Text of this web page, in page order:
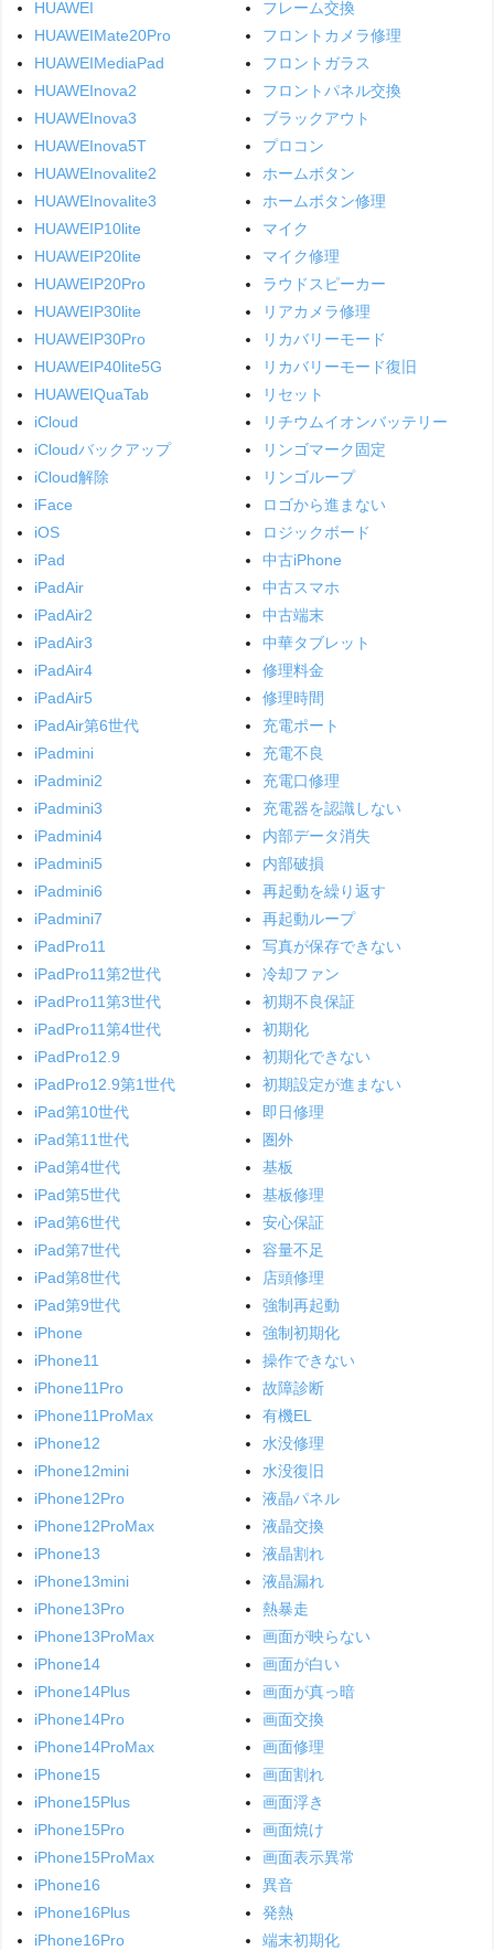
HUAWEI
HUAWEIMate20Pro
HUAWEIMediaPad
HUAWEInova2
HUAWEInova3
HUAWEInova5T
HUAWEInovalite2
HUAWEInovalite3
HUAWEIP10lite
HUAWEIP20lite
HUAWEIP20Pro
HUAWEIP30lite
HUAWEIP30Pro
HUAWEIP40lite5G
HUAWEIQuaTab
iCloud
iCloudバックアップ
iCloud解除
iFace
iOS
iPad
iPadAir
iPadAir2
iPadAir3
iPadAir4
iPadAir5
iPadAir第6世代
iPadmini
iPadmini2
iPadmini3
iPadmini4
iPadmini5
iPadmini6
iPadmini7
iPadPro11
iPadPro11第2世代
iPadPro11第3世代
iPadPro11第4世代
iPadPro12.9
iPadPro12.9第1世代
iPad第10世代
iPad第11世代
iPad第4世代
iPad第5世代
iPad第6世代
iPad第7世代
iPad第8世代
iPad第9世代
iPhone
iPhone11
iPhone11Pro
iPhone11ProMax
iPhone12
iPhone12mini
iPhone12Pro
iPhone12ProMax
iPhone13
iPhone13mini
iPhone13Pro
iPhone13ProMax
iPhone14
iPhone14Plus
iPhone14Pro
iPhone14ProMax
iPhone15
iPhone15Plus
iPhone15Pro
iPhone15ProMax
iPhone16
iPhone16Plus
iPhone16Pro
フレーム交換
フロントカメラ修理
フロントガラス
フロントパネル交換
ブラックアウト
プロコン
ホームボタン
ホームボタン修理
マイク
マイク修理
ラウドスピーカー
リアカメラ修理
リカバリーモード
リカバリーモード復旧
リセット
リチウムイオンバッテリー
リンゴマーク固定
リンゴループ
ロゴから進まない
ロジックボード
中古iPhone
中古スマホ
中古端末
中華タブレット
修理料金
修理時間
充電ポート
充電不良
充電口修理
充電器を認識しない
内部データ消失
内部破損
再起動を繰り返す
再起動ループ
写真が保存できない
冷却ファン
初期不良保証
初期化
初期化できない
初期設定が進まない
即日修理
圏外
基板
基板修理
安心保証
容量不足
店頭修理
強制再起動
強制初期化
操作できない
故障診断
有機EL
水没修理
水没復旧
液晶パネル
液晶交換
液晶割れ
液晶漏れ
熱暴走
画面が映らない
画面が白い
画面が真っ暗
画面交換
画面修理
画面割れ
画面浮き
画面焼け
画面表示異常
異音
発熱
端末初期化